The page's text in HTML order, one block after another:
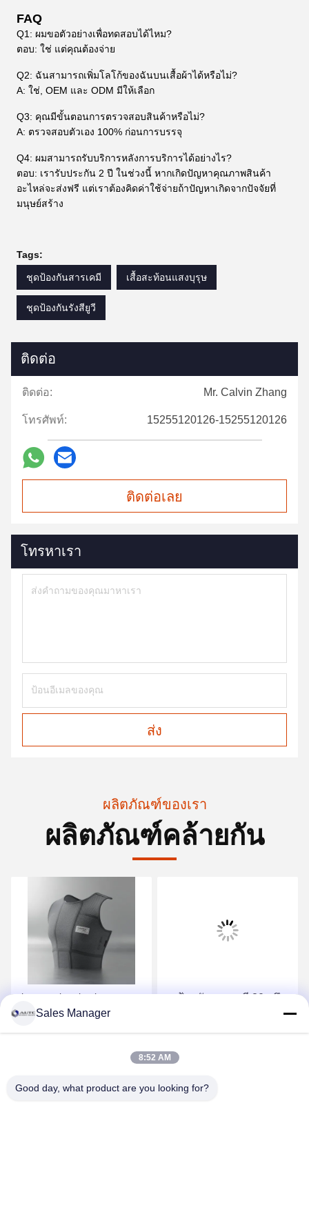
FAQ
Q1: ผมขอตัวอย่างเพื่อทดสอบได้ไหม?
ตอบ: ใช่ แต่คุณต้องจ่าย
Q2: ฉันสามารถเพิ่มโลโก้ของฉันบนเสื้อผ้าได้หรือไม่?
A: ใช่, OEM และ ODM มีให้เลือก
Q3: คุณมีขั้นตอนการตรวจสอบสินค้าหรือไม่?
A: ตรวจสอบตัวเอง 100% ก่อนการบรรจุ
Q4: ผมสามารถรับบริการหลังการบริการได้อย่างไร?
ตอบ: เรารับประกัน 2 ปี ในช่วงนี้ หากเกิดปัญหาคุณภาพสินค้า
อะไหล่จะส่งฟรี แต่เราต้องคิดค่าใช้จ่ายถ้าปัญหาเกิดจากปัจจัยที่
มนุษย์สร้าง
Tags:
ชุดป้องกันสารเคมี เสื้อสะท้อนแสงบุรุษ
ชุดป้องกันรังสียูวี
ติดต่อ
ติดต่อ: Mr. Calvin Zhang
โทรศัพท์: 15255120126-15255120126
ติดต่อเลย
โทรหาเรา
ส่ง
ผลิตภัณฑ์ของเรา
ผลิตภัณฑ์คล้ายกัน
ประเภทประปา ประเภท
PPE ความปลอดภัย สวม
ผ้าที่ให้ความปลอดภัยและ
สภาพแวดล้อมการทํางานที่
ชุดป้องกันสารเคมี 30g ถึง
มาตรฐาน OSHA ANSI AS
ตอบสนองต่อการรั่วไหล
Sales Manager
8:52 AM
Good day, what product are you looking for?